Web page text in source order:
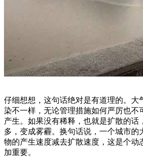
仔细想想，这句话绝对是有道理的。大
染不一样，无论管理措施如何严厉也不
产生。如果没有稀释，也就是扩散的话
多，变成雾霾。换句话说，一个城市的
物的产生速度减去扩散速度，这是个动
加重要。